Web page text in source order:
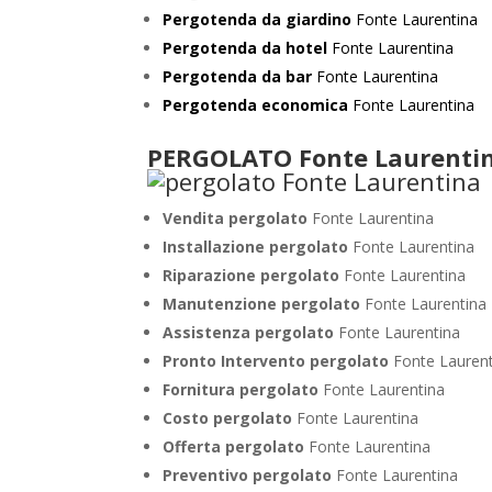
Pergotenda da giardino Fonte Laurentina
Pergotenda da hotel Fonte Laurentina
Pergotenda da bar Fonte Laurentina
Pergotenda economica Fonte Laurentina
PERGOLATO Fonte
Vendita pergolato Fonte Laurentina
Installazione pergolato Fonte Laurentina
Riparazione pergolato Fonte Laurentina
Manutenzione pergolato Fonte Laurentina
Assistenza pergolato Fonte Laurentina
Pronto Intervento pergolato Fonte
Fornitura pergolato Fonte Laurentina
Costo pergolato Fonte Laurentina
Offerta pergolato Fonte Laurentina
Preventivo pergolato Fonte Laurentina